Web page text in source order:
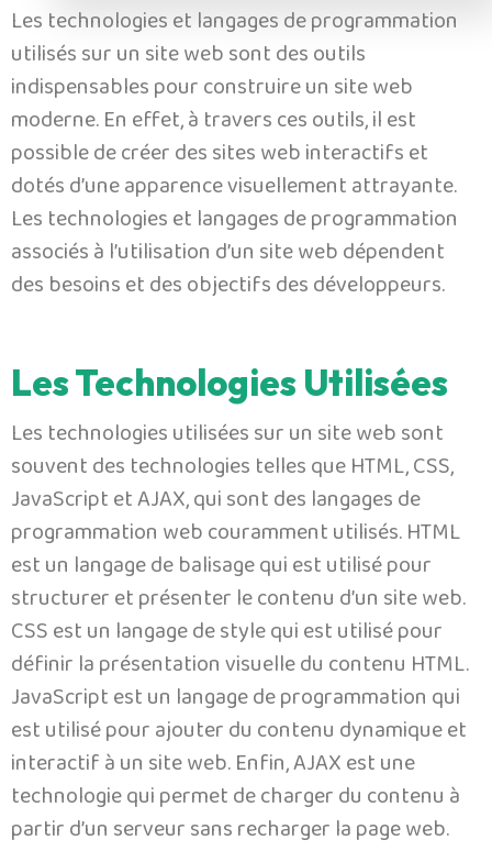
Les technologies et langages de programmation
utilisés sur un site web sont des outils
indispensables pour construire un site web
moderne. En effet, à travers ces outils, il est
possible de créer des sites web interactifs et
dotés d’une apparence visuellement attrayante.
Les technologies et langages de programmation
associés à l’utilisation d’un site web dépendent
des besoins et des objectifs des développeurs.
Les Technologies Utilisées
Les technologies utilisées sur un site web sont
souvent des technologies telles que HTML, CSS,
JavaScript et AJAX, qui sont des langages de
programmation web couramment utilisés. HTML
est un langage de balisage qui est utilisé pour
structurer et présenter le contenu d’un site web.
CSS est un langage de style qui est utilisé pour
définir la présentation visuelle du contenu HTML.
JavaScript est un langage de programmation qui
est utilisé pour ajouter du contenu dynamique et
interactif à un site web. Enfin, AJAX est une
technologie qui permet de charger du contenu à
partir d’un serveur sans recharger la page web.